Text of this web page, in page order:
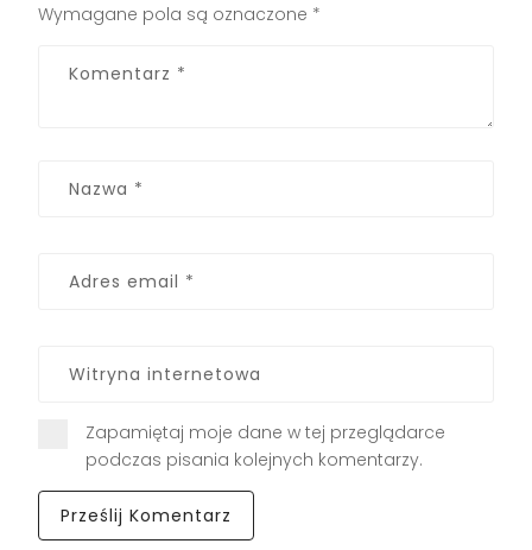
Wymagane pola są oznaczone *
Zapamiętaj moje dane w tej przeglądarce
podczas pisania kolejnych komentarzy.